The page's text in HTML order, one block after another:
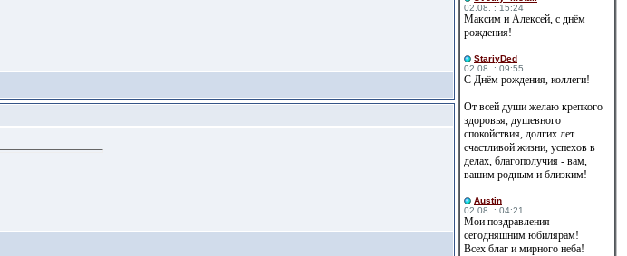
02.08. : 15:24
Максим и Алексей, с днём
рождения!
StariyDed
02.08. : 09:55
С Днём рождения, коллеги!
От всей души желаю крепкого
здоровья, душевного
спокойствия, долгих лет
счастливой жизни, успехов в
делах, благополучия - вам,
вашим родным и близким!
Austin
02.08. : 04:21
Мои поздравления
сегодняшним юбилярам!
Всех благ и мирного неба!